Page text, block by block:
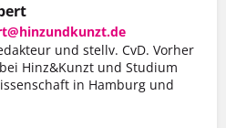
und stellv. CvD. Vorher
Hinz&Kunzt und Studium
in Hamburg und